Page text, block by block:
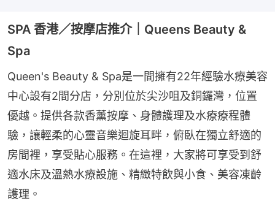
SPA 香港／按摩店推介｜Queens Beauty &
Spa
Queen's Beauty & Spa是一間擁有22年經驗水療美容
中心設有2間分店，分別位於尖沙咀及銅鑼灣，位置
優越。提供各款香薰按摩、身體護理及水療療程體
驗，讓輕柔的心靈音樂迴旋耳畔，俯臥在獨立舒適的
房間裡，享受貼心服務。在這裡，大家將可享受到舒
適水床及溫熱水療設施、精緻特飲與小食、美容凍齡
護理。